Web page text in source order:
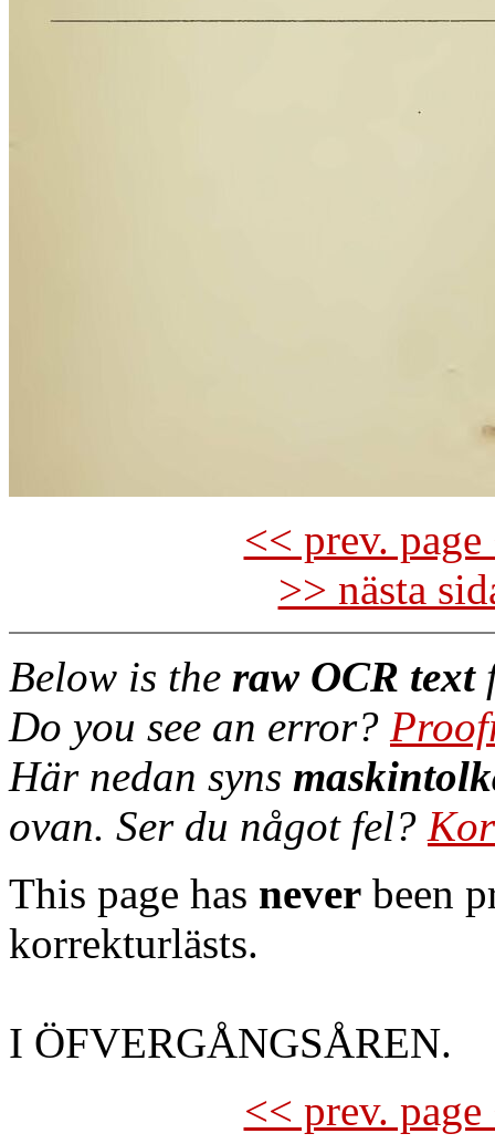
<< prev.
>> nästa
Below is the raw OCR text
Do you see an error?
Här nedan syns
ovan. Ser du något fel?
This page has never been
korrekturlästs.
I ÖFVERGÅNGSÅREN.
<< prev.